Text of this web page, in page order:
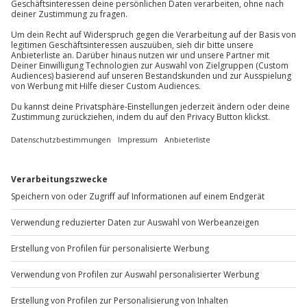
Teilnehmer
Gutschein gültig für 1 Person
Pro Buchung können maximal 2 Personen am
Erlebnis teilnehmen
81671 München
Du erreichst uns telefonisch zu folgenden Zeiten,
außer an bundesweiten Feiertagen:
Mo-Fr: 8-20 Uhr | Sa: 10-16 Uhr
Du möchtest als Firma bestellen?
Sichere Dir attraktive Firmenkunden Vorteile.
Mo-Fr: 9-17 Uhr
b2b@jochen-schweizer.de
www.b2b.jochen-schweizer.de/
Artikelnummer:27139